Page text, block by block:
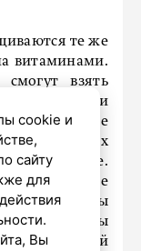
те же
витаминами.
взять
И если
они вроде
в них
больше.
должны
хотя бы
в осенний
cookie и
сайту
для
Вы